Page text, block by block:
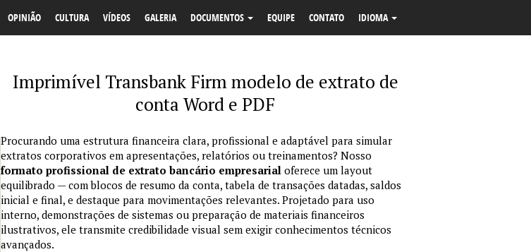
OPINIÃO CULTURA VÍDEOS GALERIA DOCUMENTOS EQUIPE CONTATO IDIOMA
Imprimível Transbank Firm modelo de extrato de
conta Word e PDF
Procurando uma estrutura financeira clara, profissional e adaptável para simular
extratos corporativos em apresentações, relatórios ou treinamentos? Nosso
formato profissional de extrato bancário empresarial oferece um layout
equilibrado — com blocos de resumo da conta, tabela de transações datadas, saldos
inicial e final, e destaque para movimentações relevantes. Projetado para uso
interno, demonstrações de sistemas ou preparação de materiais financeiros
ilustrativos, ele transmite credibilidade visual sem exigir conhecimentos técnicos
avançados.